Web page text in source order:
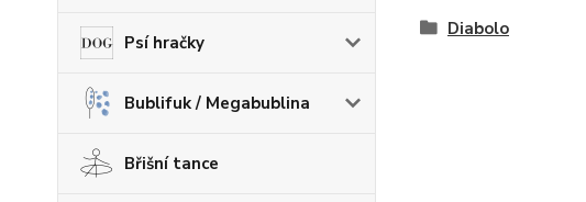
Psí hračky
Bublifuk / Megabublina
Břišní tance
Diabolo